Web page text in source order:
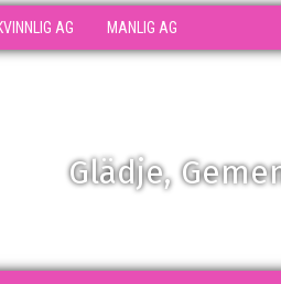
AG MANLIG AG
Glädje,